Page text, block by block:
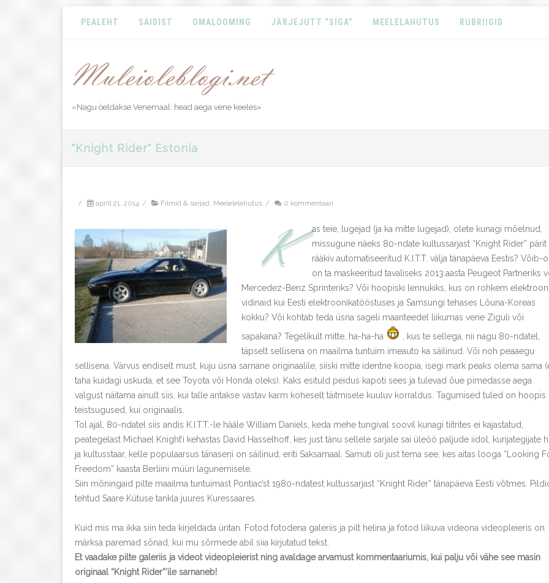
PEALEHT SAIDIST OMALOOMING JÄRJEJUTT “SIGA” MEELELAHUTUS RUBRIIGID
«Nagu öeldakse Venemaal: head aega vene keeles»
"Knight Rider" Estonia
/ aprill 21, 2014 / Filmid & sarjad, Meelelelahutus / 0 kommentaari
K
as teie, lugejad (ja ka mitte lugejad), olete kunagi mõelnud,
missugune näeks 80-ndate kultussarjast “Knight Rider” pärit
rääkiv automatiseeritud K.I.T.T. välja tänapäeva Eestis? Võib-
on ta maskeeritud tavaliseks 2013.aasta Peugeot Partneriks
Mercedez-Benz Sprinteriks? Või hoopiski lennukiks, kus on rohkem
vidinaid kui Eesti elektroonikatööstuses ja Samsungi tehases Lõuna-Koreas
kokku? Või kohtab teda üsna sageli maanteedel liikumas vene Ziguli või
sapakana? Tegelikult mitte, ha-ha-ha
, kus te sellega, nii nagu 80-ndatel,
täpselt sellisena on maailma tuntuim imeauto ka säilinud. Või noh peaaegu
sellisena. Värvus endiselt must, kuju üsna sarnane originaalile, siiski mitte identne koopia, isegi mark peaks olema sama
taha kuidagi uskuda, et see Toyota või Honda oleks). Kaks esituld peidus kapoti sees ja tulevad õue pimedasse aega
valgust näitama ainult siis, kui talle antakse vastav karm koheselt täitmisele kuuluv korraldus. Tagumised tuled on hoopis
teistsugused, kui originaalis.
Tol ajal, 80-ndatel siis andis K.I.T.T.-le hääle William Daniels, keda mehe tungival soovil kunagi tiitrites ei kajastatud,
peategelast Michael Knight’i kehastas David Hasselhoff, kes just tänu sellele sarjale sai üleöö paljude iidol, kurijategijate
ja kultusstaar, kelle populaarsus tänaseni on säilinud, eriti Saksamaal. Samuti oli just tema see, kes aitas looga “Looking
Freedom” kaasta Berliini müüri lagunemisele.
Siin mõningaid pilte maailma tuntuimast Pontiac’st 1980-ndatest kultussarjast “Knight Rider” tänapäeva Eesti võtmes.
tehtud Saare Kütuse tankla juures Kuressaares.
Kuid mis ma ikka siin teda kirjeldada üritan. Fotod fotodena galeriis ja pilt helina ja fotod liikuva videona videopleieris on
märksa paremad sõnad, kui mu sõrmede abil siia kirjutatud tekst.
Et vaadake pilte galeriis ja videot videopleierist ning avaldage arvamust kommentaariumis, kui palju või vähe see masin
originaal “Knight Rider”’ile sarnaneb!